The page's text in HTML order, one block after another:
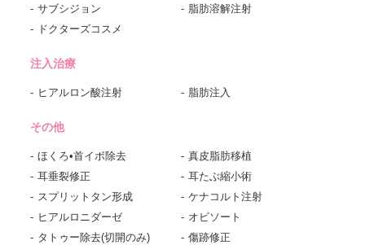
サブシジョン
脂肪溶解注射
ドクターズコスメ
注入治療
ヒアルロン酸注射 脂肪注入
その他
ほくろ•首イボ除去
真皮脂肪移植
耳垂裂修正
耳たぶ縮小術
スプリットタン形成
ケナコルト注射
ヒアルロニダーゼ
オビソート
タトゥー除去(切開のみ)
傷跡修正